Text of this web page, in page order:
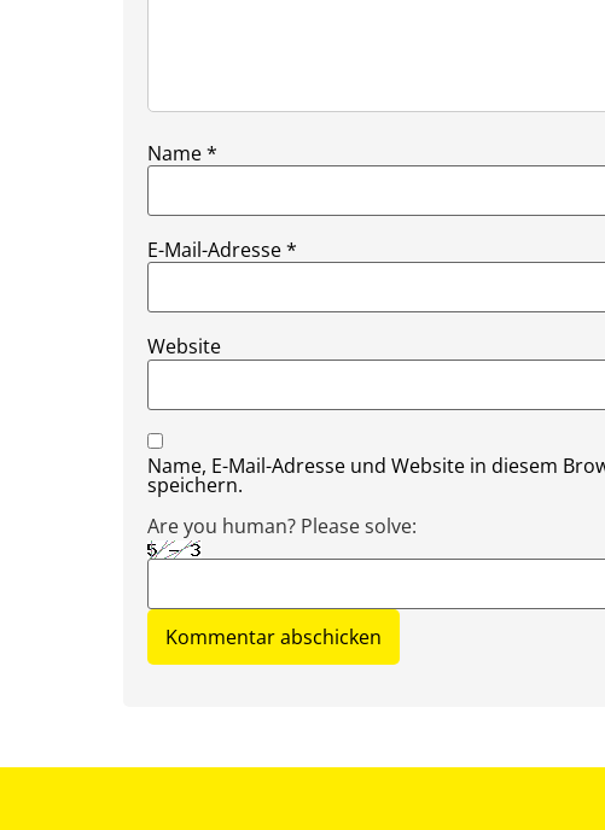
Name*
E-Mail-Adresse*
Website
Name, E-Mail-Adresse und Website in diesem
speichern.
Are you human? Please solve: